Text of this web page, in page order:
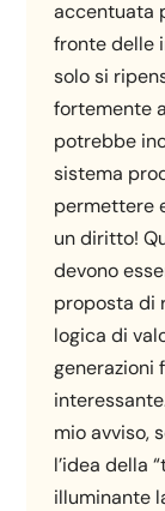
accentuata
fronte delle
solo si
fortemente
potrebbe
sistema
permettere
un diritto!
devono
proposta di
logica di
generazioni
mio avviso,
l’idea della
illuminante